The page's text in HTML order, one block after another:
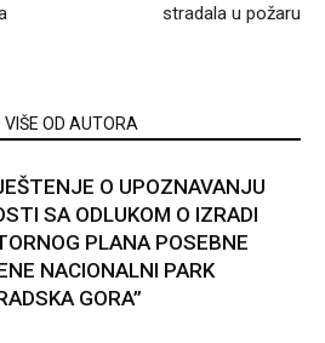
stradala u požaru
VIŠE OD AUTORA
O UPOZNAVANJU
SA ODLUKOM O IZRADI
PLANA POSEBNE
NACIONALNI PARK
GORA”